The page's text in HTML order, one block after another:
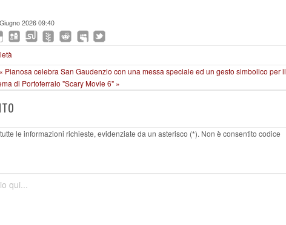
2026 09:40
« Pianosa celebra San Gaudenzio con una messa speciale ed un gesto simbolico per il
di Portoferraio "Scary Movie 6" »
le informazioni richieste, evidenziate da un asterisco (*). Non è consentito codice